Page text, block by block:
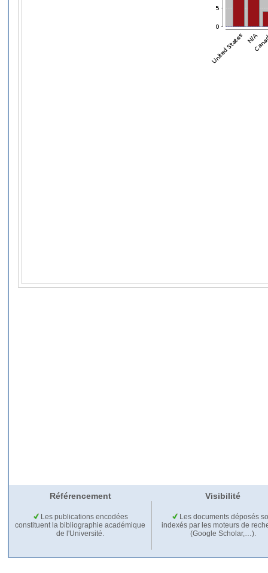
Référencement Visibilité
Les publications encodées
constituent la bibliographie académique
de l'Université.
Les documents déposés
indexés par les moteurs de
(Google Scholar,…).